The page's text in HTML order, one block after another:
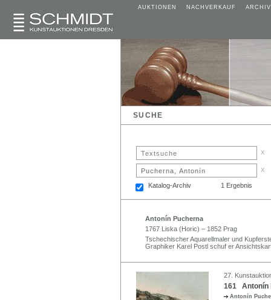
AUKTIONEN NACHVERKAUF ARCHIV
SUCHE
x
x
Katalog-Archiv 1 Ergebnis
Antonín Pucherna
1767 Liska (Horic) – 1852 Prag
Tschechischer Aquarellmaler und
Graphiker Karel Postl schuf er
27.
161 Antonín
Antonín